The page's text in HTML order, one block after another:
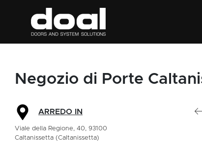
Negozio di Porte
ARREDO IN
Viale della Regione, 40, 93100
Caltanissetta (Caltanissetta)